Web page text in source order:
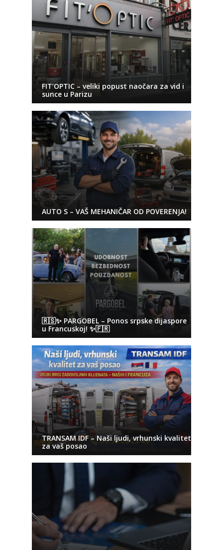
FIT’OPTIC – veliki popust naočara za vid i
sunce u Parizu
AUTO S – VAŠ MEHANIČAR OD POVERENJA!
🇷🇸✨ PARGOBEL – Ponos srpske dijaspore
u Francuskoj! ✨🇫🇷
TRANSAM IDF – Naši ljudi, vrhunski kvalitet
za vaš posao